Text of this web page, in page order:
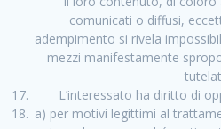
comunicati o diffusi,
adempimento si rivela
mezzi manifestamente
L’interessato ha diritto di
a) per motivi legittimi al